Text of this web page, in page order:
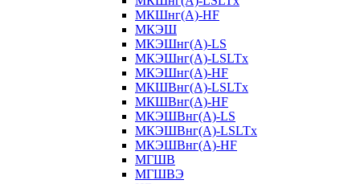
МКШнг(А)-HF
МКЭШ
МКЭШнг(А)-LS
МКЭШнг(А)-LSLTx
МКЭШнг(А)-HF
МКШВнг(A)-LSLTx
МКШВнг(А)-HF
МКЭШВнг(А)-LS
МКЭШВнг(A)-LSLTx
МКЭШВнг(А)-HF
МГШВ
МГШВЭ